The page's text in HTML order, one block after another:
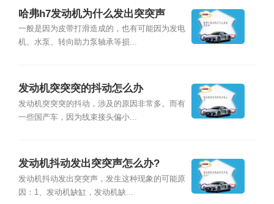
哈弗h7发动机为什么发出突突声
一般是因为皮带打滑造成的，也有可能因为发电
机、水泵、转向助力泵轴承等损...
发动机突突突的抖动怎么办
发动机突突突的抖动，涉及的原因非常多。而有
一些国产车，因为线束接头偏小...
发动机抖动发出突突声怎么办?
发动机抖动发出突突声，发生这种现象的可能原
因：1、发动机缺缸，发动机缺...